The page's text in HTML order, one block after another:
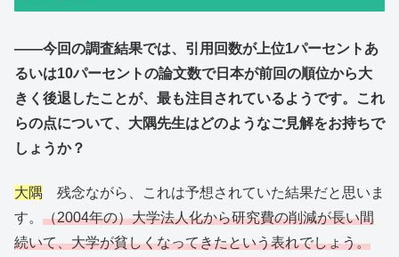
――今回の調査結果では、引用回数が上位1パーセントあ
るいは10パーセントの論文数で日本が前回の順位から大
きく後退したことが、最も注目されているようです。これ
らの点について、大隅先生はどのようなご見解をお持ちで
しょうか？
大隅 残念ながら、これは予想されていた結果だと思いま
す。 （2004年の）大学法人化から研究費の削減が長い間
続いて、大学が貧しくなってきたという表れでしょう。